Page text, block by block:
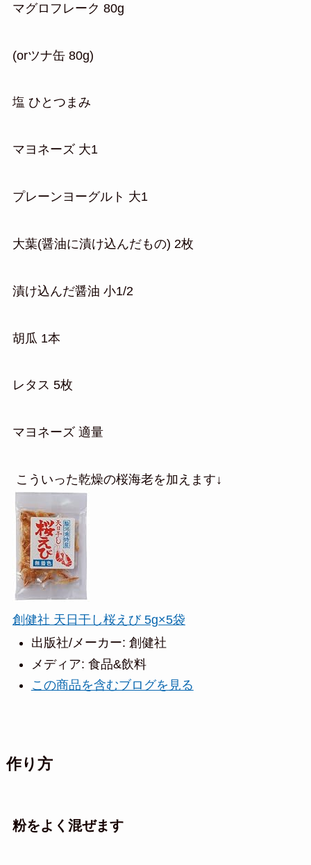
マグロフレーク 80g
(orツナ缶 80g)
塩 ひとつまみ
マヨネーズ 大1
プレーンヨーグルト 大1
大葉(醤油に漬け込んだもの) 2枚
漬け込んだ醤油 小1/2
胡瓜 1本
レタス 5枚
マヨネーズ 適量
こういった乾燥の桜海老を加えます↓
創健社 天日干し桜えび 5g×5袋
出版社/メーカー: 創健社
メディア: 食品&飲料
この商品を含むブログを見る
作り方
粉をよく混ぜます